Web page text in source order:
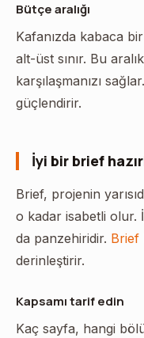
Bütçe aralığı
Kafanızda kabaca
alt-üst sınır. Bu
karşılaşmanızı
güçlendirir.
İyi bir brief
Brief, projenin
o kadar isabetli olur.
da panzehiridir. Brief
derinleştirir.
Kapsamı tarif edin
Kaç sayfa, hangi